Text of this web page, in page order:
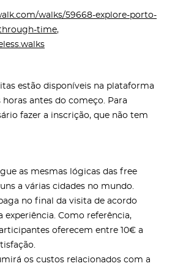
walks/59668-explore-porto-
time,
estão disponíveis na plataforma
antes do começo. Para
fazer a inscrição, que não tem
as mesmas lógicas das free
a várias cidades no mundo.
no final da visita de acordo
experiência. Como referência,
oferecem entre 10€ a
os custos relacionados com a